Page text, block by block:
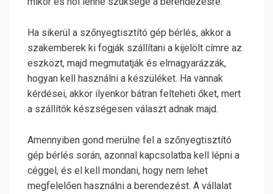
Ha sikerül a szőnyegtisztító gép bérlés, akkor a
szakemberek ki fogják szállítani a kijelölt címre az
eszközt, majd megmutatják és elmagyarázzák,
hogyan kell használni a készüléket. Ha vannak
kérdései, akkor ilyenkor bátran felteheti őket, mert
a szállítók készségesen választ adnak majd.
Amennyiben gond merülne fel a szőnyegtisztító
gép bérlés során, azonnal kapcsolatba kell lépni a
céggel, és el kell mondani, hogy nem lehet
megfelelően használni a berendezést. A vállalat